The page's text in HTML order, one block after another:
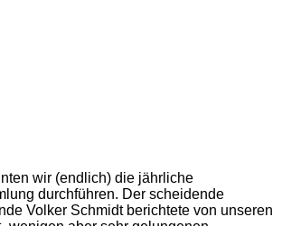
wir (endlich) die jährliche
durchführen. Der scheidende
Volker Schmidt berichtete von unseren